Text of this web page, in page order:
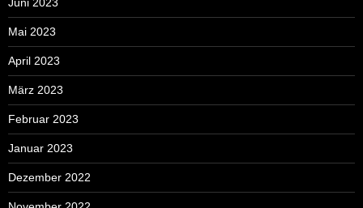
Juni 2023
Mai 2023
April 2023
März 2023
Februar 2023
Januar 2023
Dezember 2022